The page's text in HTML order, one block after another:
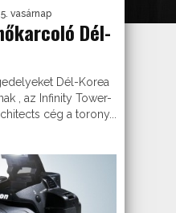
vasárnap
Dél-
Dél-Korea
, az Infinity Tower-
cég a torony...